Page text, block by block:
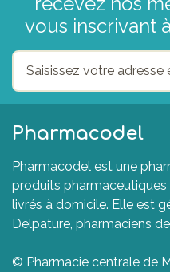
vous inscrivant
Pharmacodel
Pharmacodel est une
produits
livrés à domicile. Elle est
Delpature, pharmaciens
© Pharmacie centrale de